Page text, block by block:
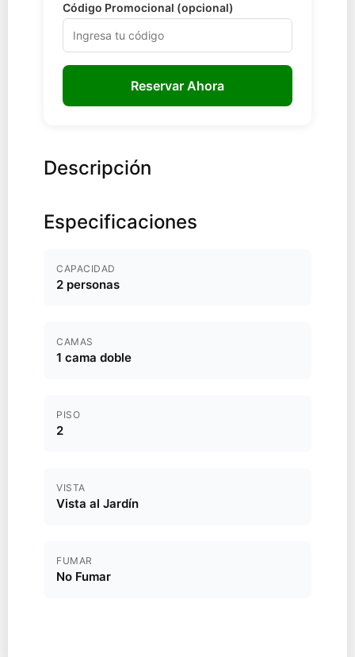
Descripción
Especificaciones
CAPACIDAD
2 personas
CAMAS
1 cama doble
PISO
2
VISTA
Vista al Jardín
FUMAR
No Fumar
Código Promocional (opcional)
Reservar Ahora